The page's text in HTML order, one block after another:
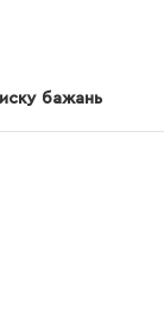
бажань